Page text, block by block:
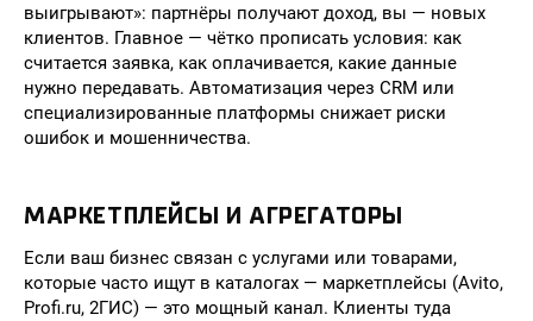
выигрывают»: партнёры получают доход, вы — новых
клиентов. Главное — чётко прописать условия: как
считается заявка, как оплачивается, какие данные
нужно передавать. Автоматизация через CRM или
специализированные платформы снижает риски
ошибок и мошенничества.
МАРКЕТПЛЕЙСЫ И АГРЕГАТОРЫ
Если ваш бизнес связан с услугами или товарами,
которые часто ищут в каталогах — маркетплейсы (Avito,
Profi.ru, 2ГИС) — это мощный канал. Клиенты туда